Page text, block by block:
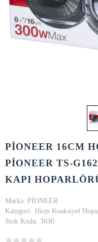
PİONEER 16CM
PİONEER TS-
KAPI
Marka: PİONEER
Kategori: 16cm Koaksiyel
Stok Kodu: 3030